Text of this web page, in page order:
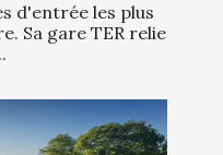
d'entrée les plus
Sa gare TER relie